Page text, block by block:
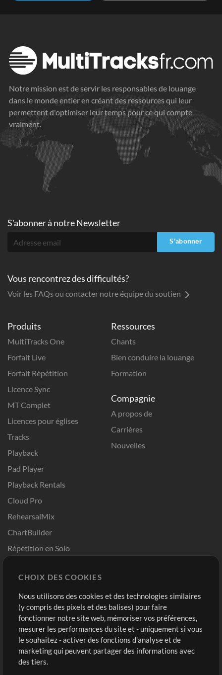
Notre mission est de servir les responsables de louange
dans le monde entier en créant des ressources qui leur
permettent d'optimiser leur temps pour ce qui compte
vraiment.
Produits
MultiTracks One
Forfait Live
Forfait Répétition
Licence Sync
MT Complet
Licences pour églises
Tracks
Playback
Pad Player
Playback Rentals
Cloud Pro
RehearsalMix
ChartBuilder
Répétition en Solo
Modèles ProPresenter
Sons
Ressources
Chants
Bien conduire la louange
Formation
Compagnie
A propos de
Carrières
Nouvelles
Boutique
Acheter des crédits
Contenu gratuit
Demander les pistes
Compte
Connexion
S'inscrire
S'abonner à notre Newsletter
S'abonner
Vous rencontrez des difficultés?
Voir les FAQs ou contacter notre équipe du soutien
CHOIX DES COOKIES
Nous utilisons des cookies et des technologies similaires
(y compris des pixels et des balises) pour faire
fonctionner notre site web, mémoriser vos préférences,
mesurer les performances du site et - uniquement si vous
le souhaitez - activer des fonctions d'analyse et de
marketing qui peuvent partager des informations avec
des tiers.